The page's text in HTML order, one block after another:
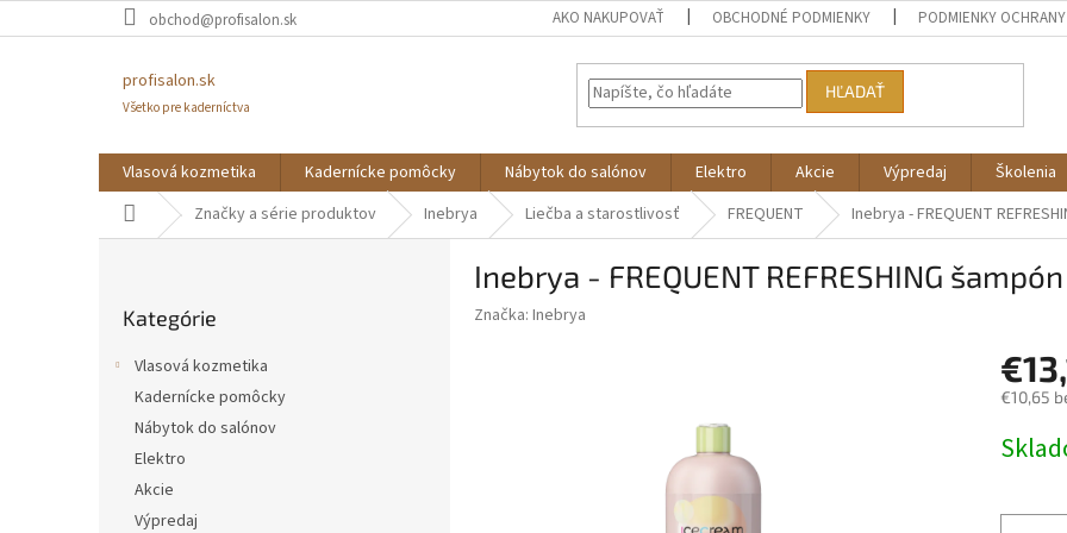
na
obchod@profisalon.sk AKO NAKUPOVAŤ OBCHODNÉ PODMIENKY PODMIENKY OCHRANY
profisalon.sk
Všetko pre kaderníctva
HĽADAŤ
Vlasová kozmetika Kadernícke pomôcky Nábytok do salónov Elektro Akcie Výpredaj Školenia
Domov Značky a série produktov Inebrya Liečba a starostlivosť FREQUENT Inebrya - FREQUENT
kategórie
Kategórie
Vlasová kozmetika
Kadernícke pomôcky
Nábytok do salónov
Elektro
Akcie
Výpredaj
Inebrya - FREQUENT REFRESHING
Značka: Inebrya
€10,65
cena: